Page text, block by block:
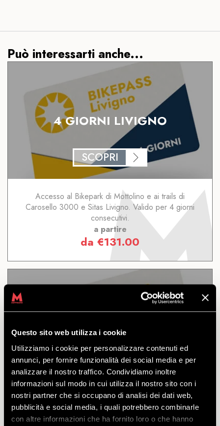
Questo sito web utilizza i cookie
Utilizziamo i cookie per personalizzare contenuti ed
annunci, per fornire funzionalità dei social media e per
analizzare il nostro traffico. Condividiamo inoltre
informazioni sul modo in cui utilizza il nostro sito con i
nostri partner che si occupano di analisi dei dati web,
pubblicità e social media, i quali potrebbero combinarle
con altre informazioni che ha fornito loro o che hanno
Può interessarti anche...
4 GIORNI LIVIGNO
SCOPRI
Accesso al Bikepark di Mottolino e ai trails di
Carosello 3000 e Sitas Livigno. Valido per 4 giorni
consecutivi.
a partire
da €131.00
9 GIORNI LIVIGNO
SCOPRI
Accesso al Bikepark di Mottolino e ai trails di
Carosello 3000 e Sitas Livigno. Valido per 9 giorni